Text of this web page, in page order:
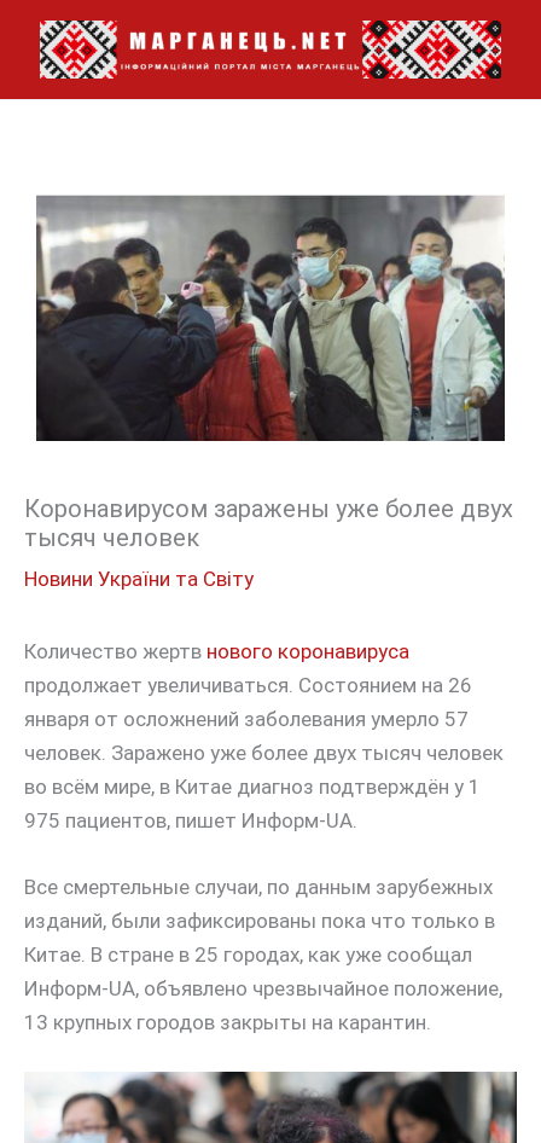
Перейти
вмісту
Коронавирусом заражены уже более двух
тысяч человек
Новини України та Світу
Количество жертв нового коронавируса
продолжает увеличиваться. Состоянием на 26
января от осложнений заболевания умерло 57
человек. Заражено уже более двух тысяч человек
во всём мире, в Китае диагноз подтверждён у 1
975 пациентов, пишет Информ-UA.
Все смертельные случаи, по данным зарубежных
изданий, были зафиксированы пока что только в
Китае. В стране в 25 городах, как уже сообщал
Информ-UA, объявлено чрезвычайное положение,
13 крупных городов закрыты на карантин.